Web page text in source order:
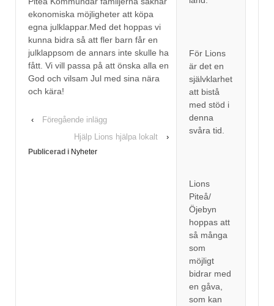
ekonomiska möjligheter att köpa
egna julklappar.Med det hoppas vi
kunna bidra så att fler barn får en
julklappsom de annars inte skulle ha
fått. Vi vill passa på att önska alla en
God och vilsam Jul med sina nära
och kära!
‹
Föregående inlägg
Hjälp Lions hjälpa lokalt
›
Publicerad i Nyheter
För Lions
är det en
självklarhet
att bistå
med stöd i
denna
svåra tid.
Lions
Piteå/
Öjebyn
hoppas att
så många
som
möjligt
bidrar med
en gåva,
som kan